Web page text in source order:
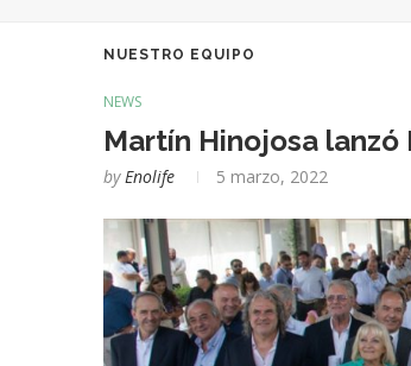
NUESTRO EQUIPO
NEWS
Martín Hinojosa
by Enolife 5 marzo, 2022